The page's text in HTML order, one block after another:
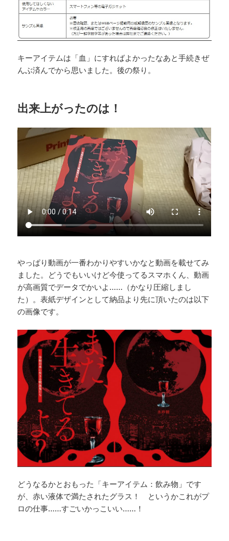
キーアイテムは「血」にすればよかったなあと手続きぜ
んぶ済んでから思いました。後の祭り。
出来上がったのは！
やっぱり動画が一番わかりやすいかなと動画を載せてみ
ました。どうでもいいけど今使ってるスマホくん、動画
が高画質でデータでかいよ……（かなり圧縮しまし
た）。表紙デザインとして納品より先に頂いたのは以下
の画像です。
どうなるかとおもった「キーアイテム：飲み物」です
が、赤い液体で満たされたグラス！ というかこれがプ
ロの仕事……すごいかっこいい……！